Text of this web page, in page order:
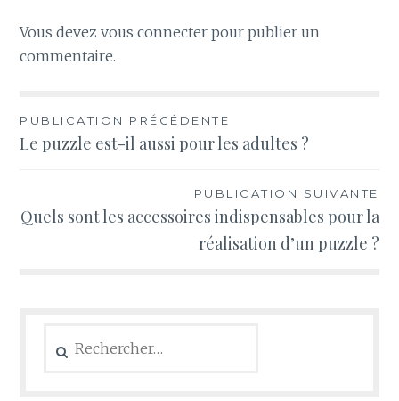
Vous devezvous connecter pour publier un
commentaire.
Navigation
de
PUBLICATION PRÉCÉDENTE
Le puzzle est-il aussi pour les adultes ?
PUBLICATION SUIVANTE
Quels sont les accessoires indispensables pour la
réalisation d’un puzzle ?